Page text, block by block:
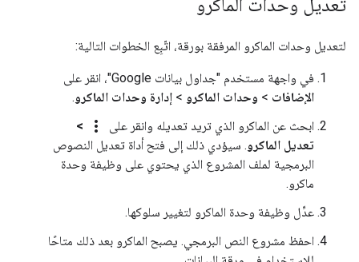
تعديل وحدات الماكرو
لتعديل وحدات الماكرو المرفقة بورقة، اتّبِع الخطوات التالية:
في واجهة مستخدم "جداول بيانات Google"، انقر على
الإضافات > وحدات الماكرو > إدارة وحدات الماكرو.
ابحث عن الماكرو الذي تريد تعديله وانقر على
more_vert
>
تعديل الماكرو. سيؤدي ذلك إلى فتح أداة تعديل النصوص
البرمجية لملف المشروع الذي يحتوي على وظيفة وحدة
ماكرو.
عدِّل وظيفة وحدة الماكرو لتغيير سلوكها.
احفظ مشروع النص البرمجي. يصبح الماكرو بعد ذلك متاحًا